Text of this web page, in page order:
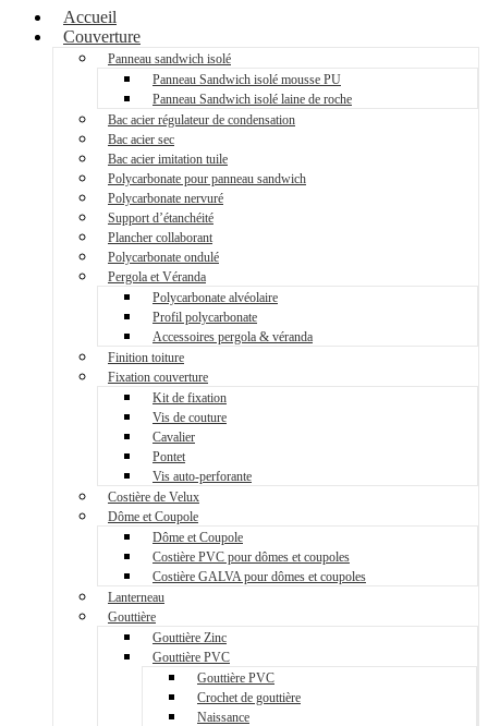
Accueil
Couverture
Panneau sandwich isolé
Panneau Sandwich isolé mousse PU
Panneau Sandwich isolé laine de roche
Bac acier régulateur de condensation
Bac acier sec
Bac acier imitation tuile
Polycarbonate pour panneau sandwich
Polycarbonate nervuré
Support d’étanchéité
Plancher collaborant
Polycarbonate ondulé
Pergola et Véranda
Polycarbonate alvéolaire
Profil polycarbonate
Accessoires pergola & véranda
Finition toiture
Fixation couverture
Kit de fixation
Vis de couture
Cavalier
Pontet
Vis auto-perforante
Costière de Velux
Dôme et Coupole
Dôme et Coupole
Costière PVC pour dômes et coupoles
Costière GALVA pour dômes et coupoles
Lanterneau
Gouttière
Gouttière Zinc
Gouttière PVC
Gouttière PVC
Crochet de gouttière
Naissance